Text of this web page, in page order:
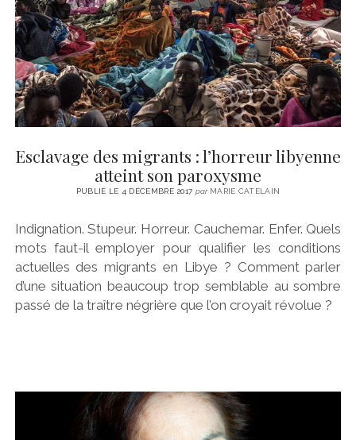
Esclavage des migrants : l’horreur libyenne
atteint son paroxysme
PUBLIÉ LE 4 DÉCEMBRE 2017 parMARIE CATELAIN
Indignation. Stupeur. Horreur. Cauchemar. Enfer. Quels
mots faut-il employer pour qualifier les conditions
actuelles des migrants en Libye ? Comment parler
d’une situation beaucoup trop semblable au sombre
passé de la traître négrière que l’on croyait révolue ?